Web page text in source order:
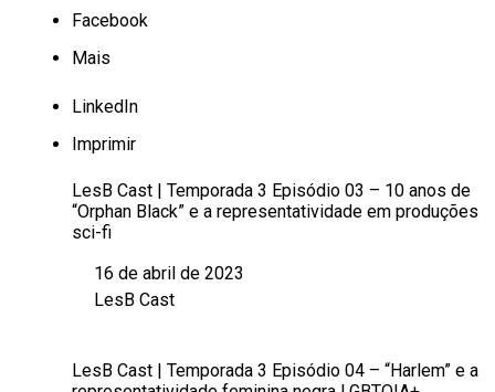
Facebook
Mais
LinkedIn
Imprimir
LesB Cast | Temporada 3 Episódio 03 – 10 anos de
“Orphan Black” e a representatividade em produções
sci-fi
Data16 de abril de 2023
Em relação a
LesB Cast
LesB Cast | Temporada 3 Episódio 04 – “Harlem” e a